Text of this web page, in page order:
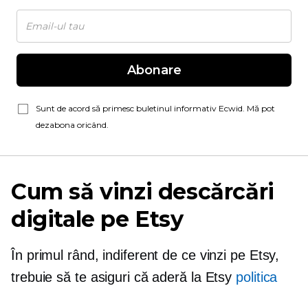
Abonare
Sunt de acord să primesc buletinul informativ Ecwid. Mă pot
dezabona oricând.
Cum să vinzi descărcări
digitale pe Etsy
În primul rând, indiferent de ce vinzi pe Etsy,
trebuie să te asiguri că aderă la Etsy politica